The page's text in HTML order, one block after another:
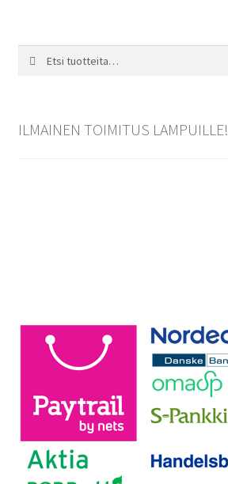
ILMAINEN TOIMITUS LAMPUILLE!